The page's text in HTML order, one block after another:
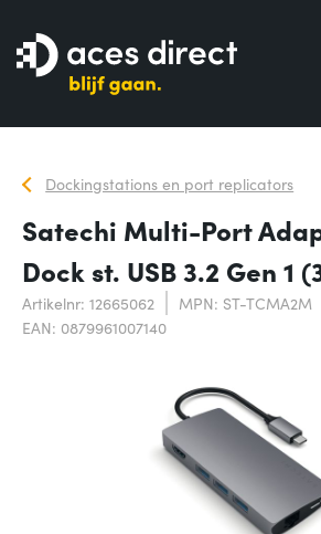
Dockingstations en port replicators
Satechi Multi-Port
Dock st. USB 3.2 Gen 1
Artikelnr: 12665062
MPN: ST-TCMA2M
EAN: 0879961007140